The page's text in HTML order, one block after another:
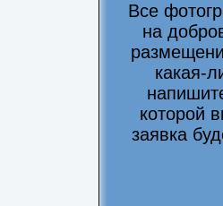
Все
на
какая-
которой
заявка